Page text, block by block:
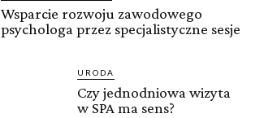
Wsparcie rozwoju zawodowego
psychologa przez specjalistyczne sesje
URODA
Czy jednodniowa wizyta
w SPA ma sens?